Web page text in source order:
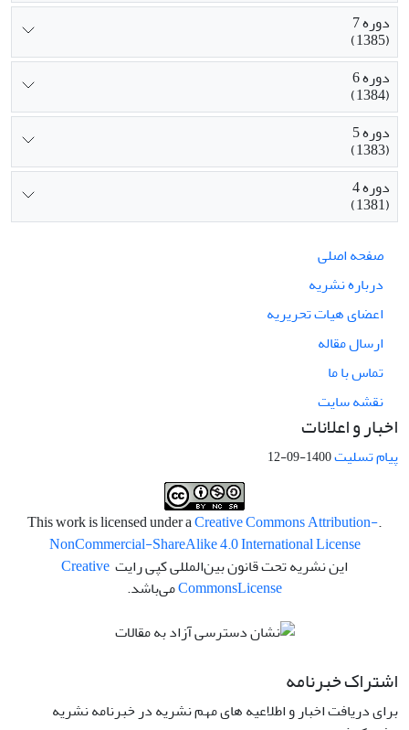
دوره 7
(1385)
دوره 6
(1384)
دوره 5
(1383)
دوره 4
(1381)
صفحه اصلی
درباره نشریه
اعضای هیات تحریریه
ارسال مقاله
تماس با ما
نقشه سایت
اخبار و اعلانات
پیام تسلیت1400-09-12
.This work is licensed under a
Creative Commons Attribution-
NonCommercial-ShareAlike 4.0 International License
این نشریه تحت قانون بین‌المللی کپی رایت Creative
CommonsLicense می‌باشد.
اشتراک خبرنامه
برای دریافت اخبار و اطلاعیه های مهم نشریه در خبرنامه نشریه